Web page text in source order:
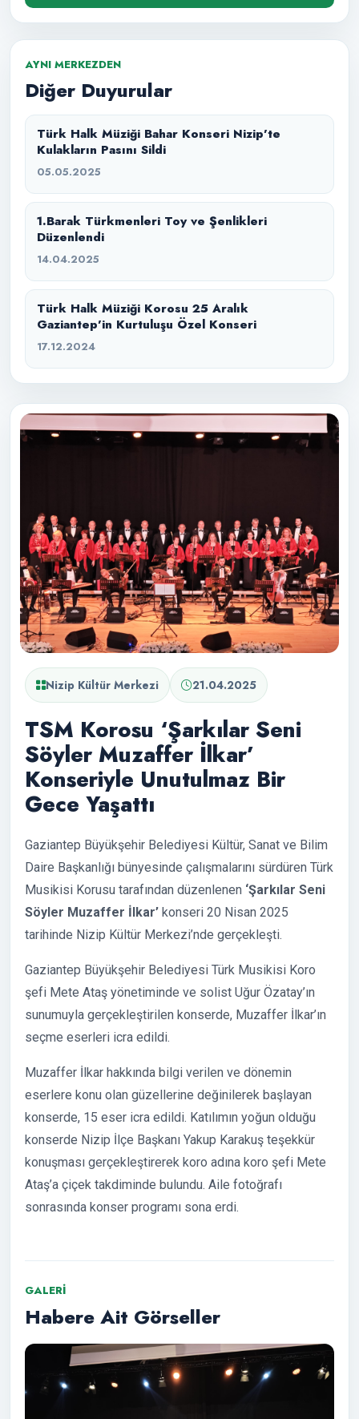
Nizip Kültür Merkezi 21.04.2025
TSM Korosu ‘Şarkılar Seni
Söyler Muzaffer İlkar’
Konseriyle Unutulmaz Bir
Gece Yaşattı
Gaziantep Büyükşehir Belediyesi Kültür, Sanat ve Bilim
Daire Başkanlığı bünyesinde çalışmalarını sürdüren Türk
Musikisi Korusu tarafından düzenlenen ‘Şarkılar Seni
Söyler Muzaffer İlkar’ konseri 20 Nisan 2025
tarihinde Nizip Kültür Merkezi’nde gerçekleşti.
Gaziantep Büyükşehir Belediyesi Türk Musikisi Koro
şefi Mete Ataş yönetiminde ve solist Uğur Özatay’ın
sunumuyla gerçekleştirilen konserde, Muzaffer İlkar’ın
seçme eserleri icra edildi.
Muzaffer İlkar hakkında bilgi verilen ve dönemin
eserlere konu olan güzellerine değinilerek başlayan
konserde, 15 eser icra edildi. Katılımın yoğun olduğu
konserde Nizip İlçe Başkanı Yakup Karakuş teşekkür
konuşması gerçekleştirerek koro adına koro şefi Mete
Ataş’a çiçek takdiminde bulundu. Aile fotoğrafı
sonrasında konser programı sona erdi.
GALERI
Habere Ait Görseller
AYNI MERKEZDEN
Diğer Duyurular
Türk Halk Müziği Bahar Konseri Nizip’te
Kulakların Pasını Sildi
05.05.2025
1.Barak Türkmenleri Toy ve Şenlikleri
Düzenlendi
14.04.2025
Türk Halk Müziği Korosu 25 Aralık
Gaziantep’in Kurtuluşu Özel Konseri
17.12.2024